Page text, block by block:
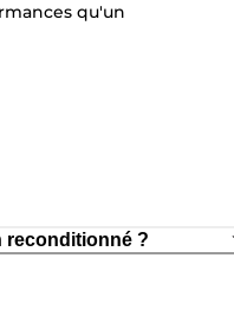
qu'un
reconditionné ?